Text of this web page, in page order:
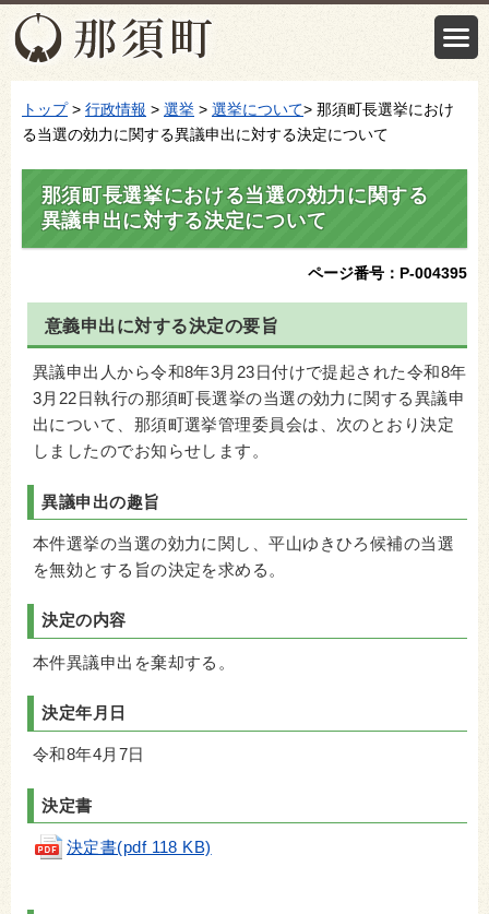
トップ> 行政情報 > 選挙 > 選挙について> 那須町長選挙におけ
る当選の効力に関する異議申出に対する決定について
那須町長選挙における当選の効力に関する
異議申出に対する決定について
ページ番号：P-004395
意義申出に対する決定の要旨
異議申出人から令和8年3月23日付けで提起された令和8年
3月22日執行の那須町長選挙の当選の効力に関する異議申
出について、那須町選挙管理委員会は、 次のとおり決定
しましたのでお知らせします。
異議申出の趣旨
本件選挙の当選の効力に関し、平山ゆきひろ候補の当選
を無効とする旨の決定を求める。
決定の内容
本件異議申出を棄却する。
決定年月日
令和8年4月7日
決定書
決定書(pdf 118 KB)